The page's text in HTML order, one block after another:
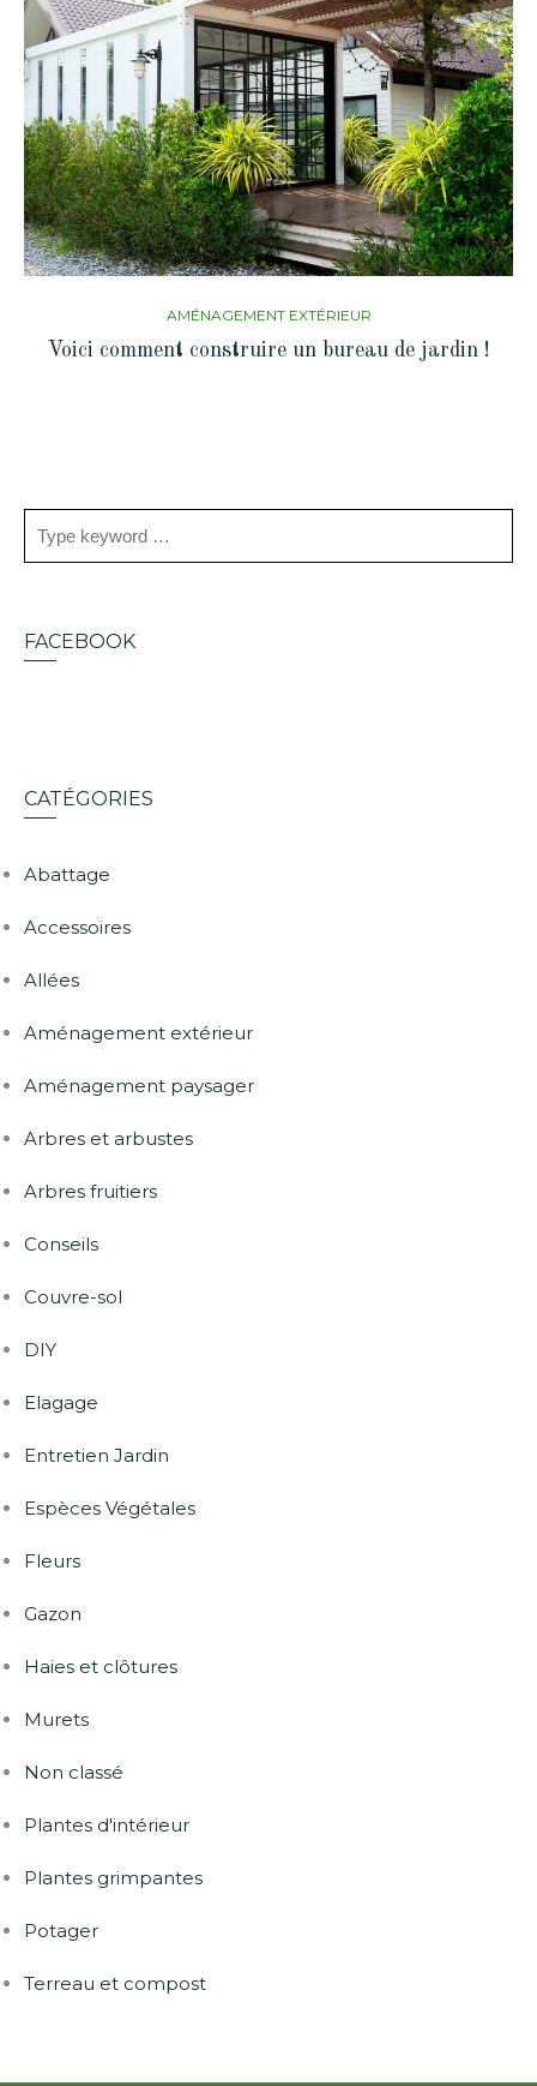
AMÉNAGEMENT EXTÉRIEUR
Voici comment construire un bureau de jardin !
FACEBOOK
CATÉGORIES
Abattage
Accessoires
Allées
Aménagement extérieur
Aménagement paysager
Arbres et arbustes
Arbres fruitiers
Conseils
Couvre-sol
DIY
Elagage
Entretien Jardin
Espèces Végétales
Fleurs
Gazon
Haies et clôtures
Murets
Non classé
Plantes d'intérieur
Plantes grimpantes
Potager
Terreau et compost